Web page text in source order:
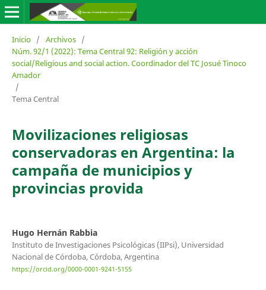
Inicio / Archivos /
Núm. 92/1 (2022): Tema Central 92: Religión y acción
social/Religious and social action. Coordinador del TC Josué Tinoco
Amador
/
Tema Central
Movilizaciones religiosas
conservadoras en Argentina: la
campaña de municipios y
provincias provida
Hugo Hernán Rabbia
Instituto de Investigaciones Psicológicas (IIPsi), Universidad
Nacional de Córdoba, Córdoba, Argentina
https://orcid.org/0000-0001-9241-5155